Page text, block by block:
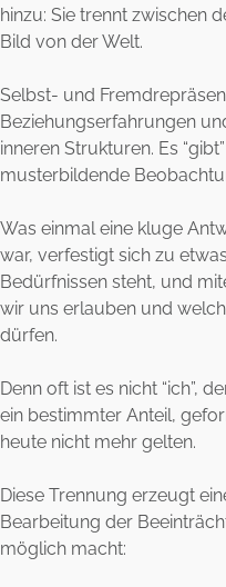
hinzu: Sie trennt zwischen
Bild von der Welt.
Selbst- und
Beziehungserfahrungen
inneren Strukturen. Es
musterbildende
Was einmal eine kluge
war, verfestigt sich zu
Bedürfnissen steht, und
wir uns erlauben und
dürfen.
Denn oft ist es nicht “ich”,
ein bestimmter Anteil,
heute nicht mehr gelten.
Diese Trennung erzeugt
Bearbeitung der
möglich macht: